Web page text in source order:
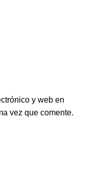
y web en
vez que comente.